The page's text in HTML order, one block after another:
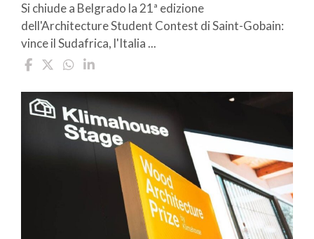
Si chiude a Belgrado la 21ª edizione
dell'Architecture Student Contest di Saint-Gobain:
vince il Sudafrica, l'Italia ...